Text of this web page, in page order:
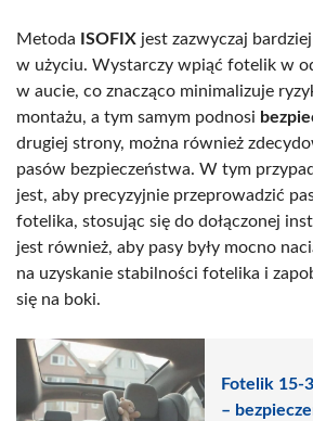
Metoda ISOFIX jest zazwyczaj
w użyciu. Wystarczy wpiąć fotelik w
w aucie, co znacząco minimalizuje
montażu, a tym samym podnosi
drugiej strony, można również
pasów bezpieczeństwa. W tym
jest, aby precyzyjnie przeprowadzić
fotelika, stosując się do dołączonej
jest również, aby pasy były mocno
na uzyskanie stabilności fotelika i
się na boki.
Fotelik 15-
–